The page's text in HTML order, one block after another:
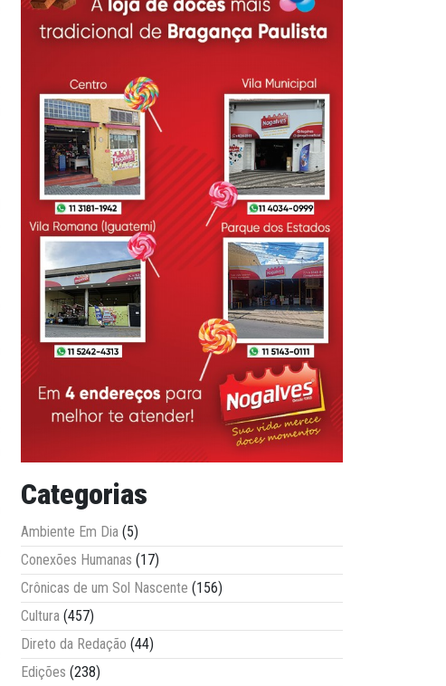
Categorias
Ambiente Em Dia (5)
Conexões Humanas (17)
Crônicas de um Sol Nascente (156)
Cultura (457)
Direto da Redação (44)
Edições (238)